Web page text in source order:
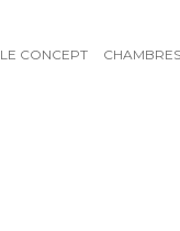
LE CONCEPT CHAMBRES